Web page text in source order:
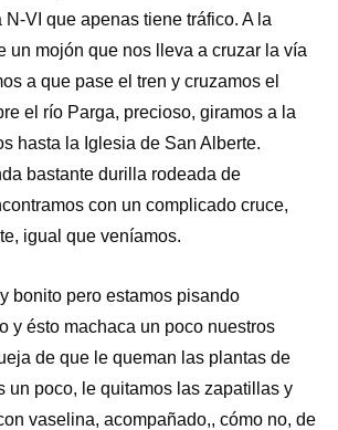
VI que apenas tiene tráfico. A la
un mojón que nos lleva a cruzar la vía
a que pase el tren y cruzamos el
el río Parga, precioso, giramos a la
hasta la Iglesia de San Alberte.
bastante durilla rodeada de
con un complicado cruce,
igual que veníamos.
bonito pero estamos pisando
y ésto machaca un poco nuestros
de que le queman las plantas de
un poco, le quitamos las zapatillas y
vaselina, acompañado,, cómo no, de